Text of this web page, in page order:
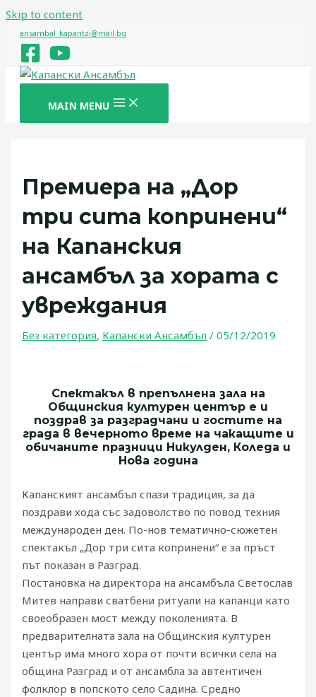
Skip to content
ansambal_kapantzi@mail.bg
MAIN MENU
Премиера на „Дор
три сита копринени“
на Капанския
ансамбъл за хората с
увреждания
Без категория, Капански Ансамбъл /05/12/2019
Спектакъл в препълнена зала на
Общинския културен център е и
поздрав за разградчани и гостите на
града в вечерното време на чакащите и
обичаните празници Никулден, Коледа и
Нова година
Капанският ансамбъл спази традиция, за да
поздрави хода със задоволство по повод техния
международен ден. По-нов тематично-сюжетен
спектакъл „Дор три сита копринени“ е за пръст
път показан в Разград.
Постановка на директора на ансамбъла Светослав
Митев направи сватбени ритуали на капанци като
своеобразен мост между поколенията. В
предварителната зала на Общинския културен
център има много хора от почти всички села на
община Разград и от ансамбла за автентичен
фолклор в попското село Садина.Средно